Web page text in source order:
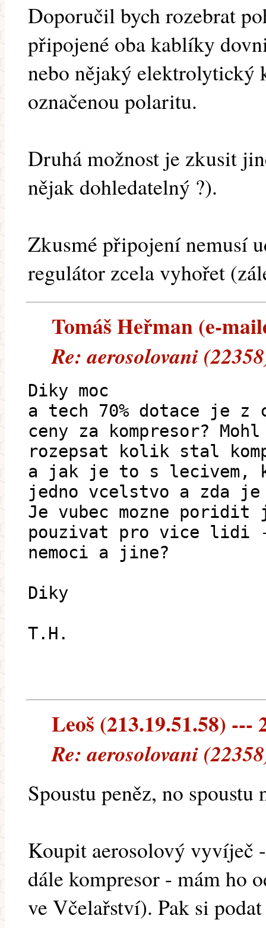
Doporučil bych rozebrat
připojené oba kablíky
nebo nějaký elektrolytický
označenou polaritu.
Druhá možnost je zkusit
nějak dohledatelný ?).
Zkusmé připojení nemusí
regulátor zcela vyhořet
Tomáš Heřman (e-
Re: aerosolovani
Diky moc
a tech 70% dotace je z
ceny za kompresor?
rozepsat kolik stal
a jak je to s lecivem,
jedno vcelstvo a zda je
Je vubec mozne
pouzivat pro vice lidi
nemoci a jine?
Diky
T.H.
Leoš (213.19.51.58) ---
Re: aerosolovani
Spoustu peněz, no
Koupit aerosolový vyvíječ
dále kompresor - mám ho
ve Včelařství). Pak si